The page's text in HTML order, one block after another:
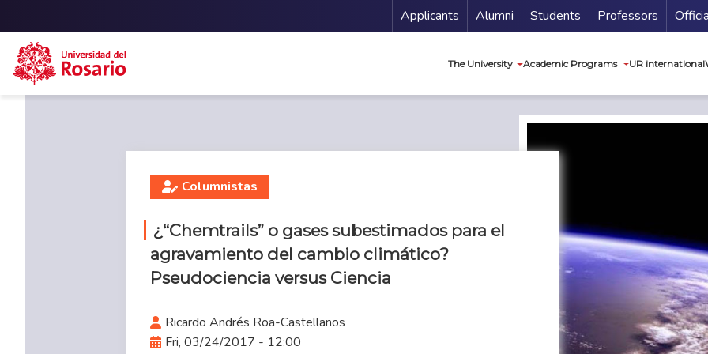
Menu Secundario
Applicants Alumni Students Professors
The University Academic Programs UR international
Columnistas
¿“Chemtrails” o gases subestimados para el
agravamiento del cambio climático?
Pseudociencia versus Ciencia
Ricardo Andrés Roa-Castellanos
Fri, 03/24/2017 - 12:00